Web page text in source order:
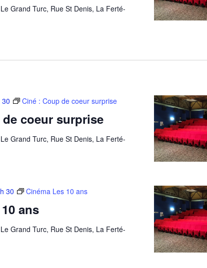
Le Grand Turc, Rue St Denis, La Ferté-
coeur surprise
Ciné : Coup de coeur surprise
Le Grand Turc, Rue St Denis, La Ferté-
ans
30 Cinéma Les 10 ans
Le Grand Turc, Rue St Denis, La Ferté-